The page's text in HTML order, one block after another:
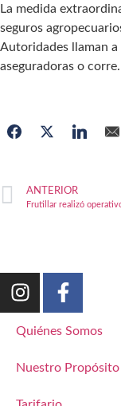
La medida
seguros
Autoridades llaman a
aseguradoras o
ANTERIOR
Quiénes Somos
Nuestro Propósito